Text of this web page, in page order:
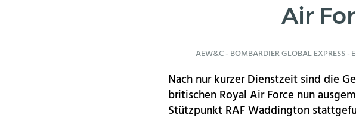
Air
AEW&C- BOMBARDIER GLOBAL EXPRESS-
Nach nur kurzer Dienstzeit sind die
britischen Royal Air Force nun
Stützpunkt RAF Waddington